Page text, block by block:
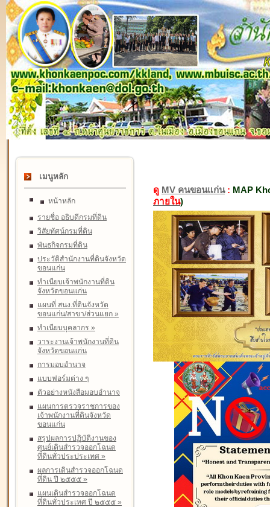
เมนูหลัก
หน้าหลัก
รายชื่อ อธิบดีกรมที่ดิน
วิสัยทัศน์กรมที่ดิน
พันธกิจกรมที่ดิน
ประวัติสำนักงานที่ดินจังหวัด
ขอนแก่น
ทำเนียบเจ้าพนักงานที่ดิน
จังหวัดขอนแก่น
แผนที่ สนง.ที่ดินจังหวัด
ขอนแก่น/สาขา/ส่วนแยก »
ทำเนียบบุคลากร »
วาระงานเจ้าพนักงานที่ดิน
จังหวัดขอนแก่น
การมอบอำนาจ
แบบฟอร์มต่าง ๆ
ตัวอย่างหนังสือมอบอำนาจ
แผนการตรวจราชการของ
เจ้าพนักงานที่ดินจังหวัด
ขอนแก่น
สรุปผลการปฏิบัติงานของ
ศูนย์เดินสำรวจออกโฉนด
ที่ดินทั่วประประเทศ »
ผลการเดินสำรวจออกโฉนด
ที่ดิน ปี ๒๕๕๕ »
แผนเดินสำรวจออกโฉนด
ที่ดินทั่วประเทศ ปี ๒๕๕๕ »
ดู MV คนขอนแก่น: MAP
ภายใน)